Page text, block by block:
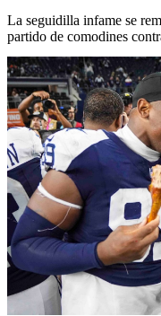
La seguidilla infame se
partido de comodines